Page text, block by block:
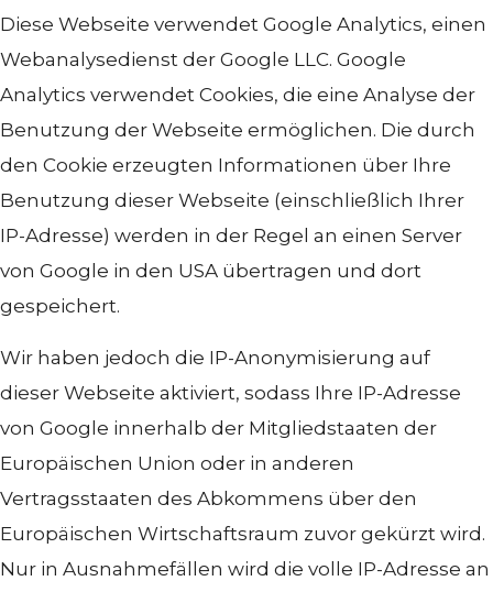
Diese Webseite verwendet Google Analytics, einen
Webanalysedienst der Google LLC. Google
Analytics verwendet Cookies, die eine Analyse der
Benutzung der Webseite ermöglichen. Die durch
den Cookie erzeugten Informationen über Ihre
Benutzung dieser Webseite (einschließlich Ihrer
IP-Adresse) werden in der Regel an einen Server
von Google in den USA übertragen und dort
gespeichert.
Wir haben jedoch die IP-Anonymisierung auf
dieser Webseite aktiviert, sodass Ihre IP-Adresse
von Google innerhalb der Mitgliedstaaten der
Europäischen Union oder in anderen
Vertragsstaaten des Abkommens über den
Europäischen Wirtschaftsraum zuvor gekürzt wird.
Nur in Ausnahmefällen wird die volle IP-Adresse an